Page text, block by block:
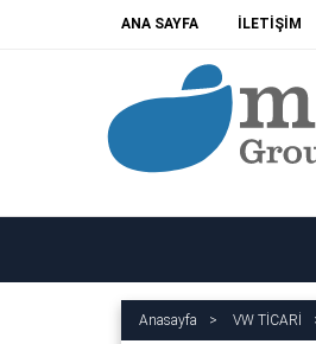
ANA SAYFA İLETİŞİM
Anasayfa VW TİCARİ